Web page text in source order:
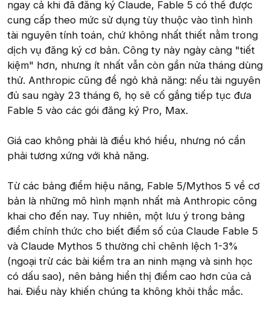
ngay cả khi đã đăng ký Claude, Fable 5 có thể được
cung cấp theo mức sử dụng tùy thuộc vào tình hình
tài nguyên tính toán, chứ không nhất thiết nằm trong
dịch vụ đăng ký cơ bản. Công ty này ngày càng "tiết
kiệm" hơn, nhưng ít nhất vẫn còn gần nửa tháng dùng
thử. Anthropic cũng để ngỏ khả năng: nếu tài nguyên
đủ sau ngày 23 tháng 6, họ sẽ cố gắng tiếp tục đưa
Fable 5 vào các gói đăng ký Pro, Max.
Giá cao không phải là điều khó hiểu, nhưng nó cần
phải tương xứng với khả năng.
Từ các bảng điểm hiệu năng, Fable 5/Mythos 5 về cơ
bản là những mô hình mạnh nhất mà Anthropic công
khai cho đến nay. Tuy nhiên, một lưu ý trong bảng
điểm chính thức cho biết điểm số của Claude Fable 5
và Claude Mythos 5 thường chỉ chênh lệch 1-3%
(ngoại trừ các bài kiểm tra an ninh mạng và sinh học
có dấu sao), nên bảng hiển thị điểm cao hơn của cả
hai. Điều này khiến chúng ta không khỏi thắc mắc.